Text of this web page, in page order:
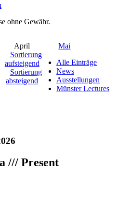
ohne Gewähr.
April
Mai
Alle Einträge
News
Ausstellungen
Münster Lectures
/// Present